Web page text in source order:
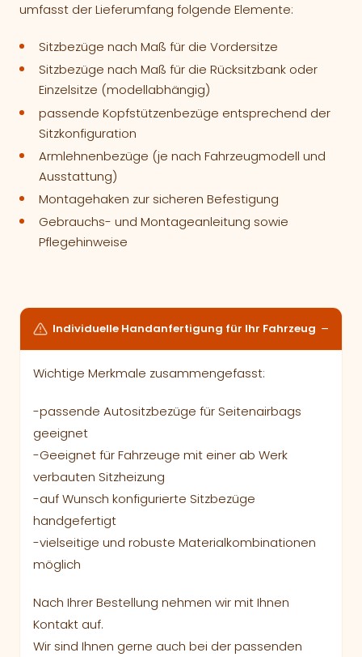
umfasst der Lieferumfang folgende Elemente:
Sitzbezüge nach Maß für die Vordersitze
Sitzbezüge nach Maß für die Rücksitzbank oder
Einzelsitze (modellabhängig)
passende Kopfstützenbezüge entsprechend der
Sitzkonfiguration
Armlehnenbezüge (je nach Fahrzeugmodell und
Ausstattung)
Montagehaken zur sicheren Befestigung
Gebrauchs- und Montageanleitung sowie
Pflegehinweise
Individuelle Handanfertigung für Ihr Fahrzeug
Wichtige Merkmale zusammengefasst:
-passende Autositzbezüge für Seitenairbags
geeignet
-Geeignet für Fahrzeuge mit einer ab Werk
verbauten Sitzheizung
-auf Wunsch konfigurierte Sitzbezüge
handgefertigt
-vielseitige und robuste Materialkombinationen
möglich
Nach Ihrer Bestellung nehmen wir mit Ihnen
Kontakt auf.
Wir sind Ihnen gerne auch bei der passenden